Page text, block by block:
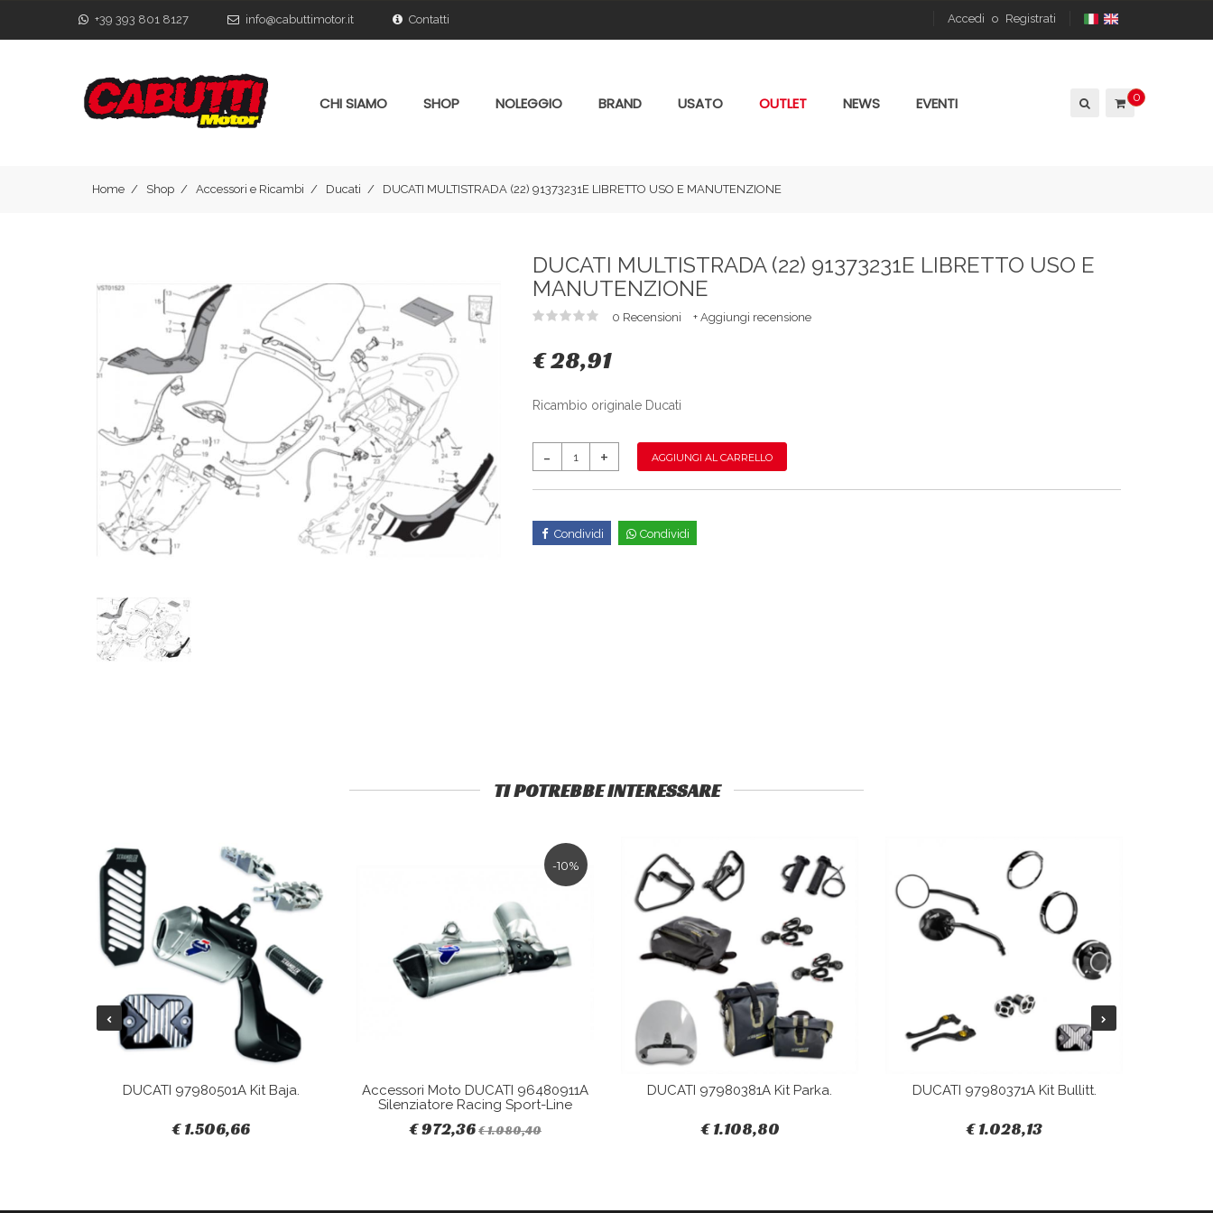
+39 393 801 8127 info@cabuttimotor.it Contatti Accedi o Registrati
0
CHI SIAMO SHOP NOLEGGIO BRAND USATO OUTLET NEWS EVENTI
Home Shop Accessori e Ricambi Ducati DUCATI MULTISTRADA (22) 91373231E LIBRETTO USO E MANUTENZIONE
DUCATI MULTISTRADA (22) 91373231E LIBRETTO USO E
MANUTENZIONE
0 Recensioni + Aggiungi recensione
€ 28,91
Ricambio originale Ducati
AGGIUNGI AL CARRELLO
Condividi Condividi
TI POTREBBE INTERESSARE
DUCATI 97980501A Kit Baja.
€ 1.506,66
-10%
Accessori Moto DUCATI 96480911A
Silenziatore Racing Sport-Line
€ 972,36€ 1.080,40
DUCATI 97980381A Kit Parka.
€ 1.108,80
DUCATI 97980371A Kit Bullitt.
€ 1.028,13